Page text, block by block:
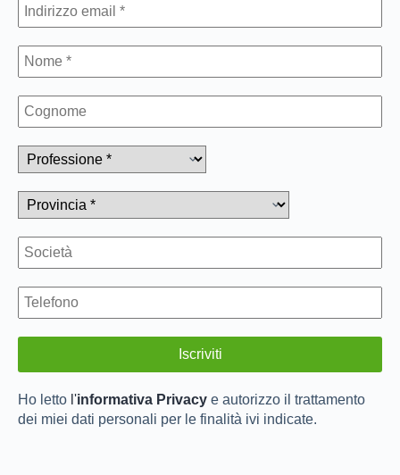
Ho letto l'informativa Privacy e autorizzo il trattamento
dei miei dati personali per le finalità ivi indicate.